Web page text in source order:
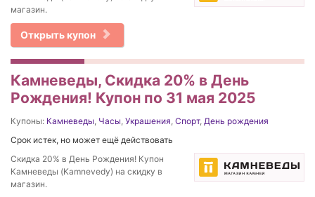
магазин.
Открыть купон
Камневеды, Скидка 20% в День
Рождения! Купон по 31 мая 2025
Купоны: Камневеды, Часы, Украшения, Спорт, День рождения
Срок истек, но может ещё действовать
Скидка 20% в День Рождения! Купон
Камневеды (Kamnevedy) на скидку в
магазин.